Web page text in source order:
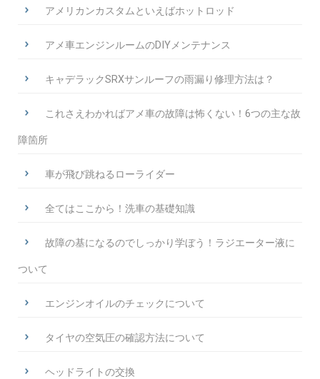
アメリカンカスタムといえばホットロッド
アメ車エンジンルームのDIYメンテナンス
キャデラックSRXサンルーフの雨漏り修理方法は？
これさえわかればアメ車の故障は怖くない！6つの主な故
障箇所
車が飛び跳ねるローライダー
全てはここから！洗車の基礎知識
故障の基になるのでしっかり学ぼう！ラジエーター液に
ついて
エンジンオイルのチェックについて
タイヤの空気圧の確認方法について
ヘッドライトの交換